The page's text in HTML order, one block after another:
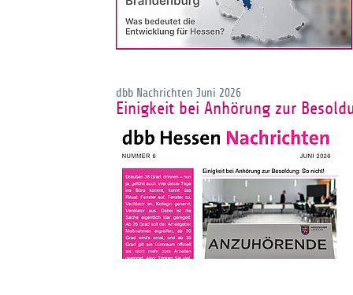
dbb Nachrichten Juni 2026
Einigkeit bei Anhörung zur